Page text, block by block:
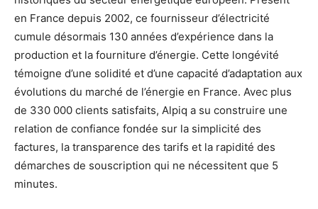
en France depuis 2002, ce fournisseur d’électricité
cumule désormais 130 années d’expérience dans la
production et la fourniture d’énergie. Cette longévité
témoigne d’une solidité et d’une capacité d’adaptation aux
évolutions du marché de l’énergie en France. Avec plus
de 330 000 clients satisfaits, Alpiq a su construire une
relation de confiance fondée sur la simplicité des
factures, la transparence des tarifs et la rapidité des
démarches de souscription qui ne nécessitent que 5
minutes.